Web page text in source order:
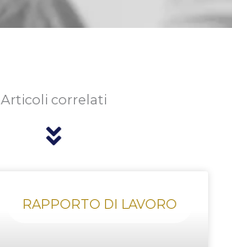
Articoli correlati
RAPPORTO DI LAVORO